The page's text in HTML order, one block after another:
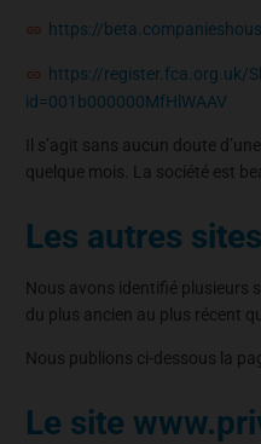
https://
https://register.fca.org.uk/
id=001b000000MfHlWAAV
Il s’agit sans aucun doute
quelque mois. La société est
Les autres
Nous avons identifié plusieurs
du plus ancien au plus récent
Nous publions ci-dessous la
Le site